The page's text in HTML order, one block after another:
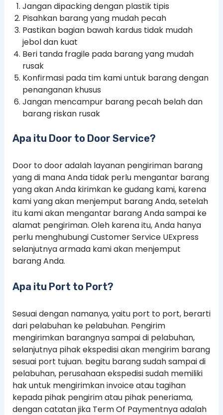
Jangan dipacking dengan plastik tipis
Pisahkan barang yang mudah pecah
Pastikan bagian bawah kardus tidak mudah
jebol dan kuat
Beri tanda fragile pada barang yang mudah
rusak
Konfirmasi pada tim kami untuk barang dengan
penanganan khusus
Jangan mencampur barang pecah belah dan
barang riskan rusak
Apa itu Door to Door Service?
Door to door adalah layanan pengiriman barang
yang di mana Anda tidak perlu mengantar barang
yang akan Anda kirimkan ke gudang kami, karena
kami yang akan menjemput barang Anda, setelah
itu kami akan mengantar barang Anda sampai ke
alamat pengiriman. Oleh karena itu, Anda hanya
perlu menghubungi Customer Service UExpress
selanjutnya armada kami akan menjemput
barang Anda.
Apa itu Port to Port?
Sesuai dengan namanya, yaitu port to port, berarti
dari pelabuhan ke pelabuhan. Pengirim
mengirimkan barangnya sampai di pelabuhan,
selanjutnya pihak ekspedisi akan mengirim barang
sesuai port tujuan. begitu barang sudah sampai di
pelabuhan, perusahaan ekspedisi sudah memiliki
hak untuk mengirimkan invoice atau tagihan
kepada pihak pengirim atau pihak peneriama,
dengan catatan jika Term Of Paymentnya adalah